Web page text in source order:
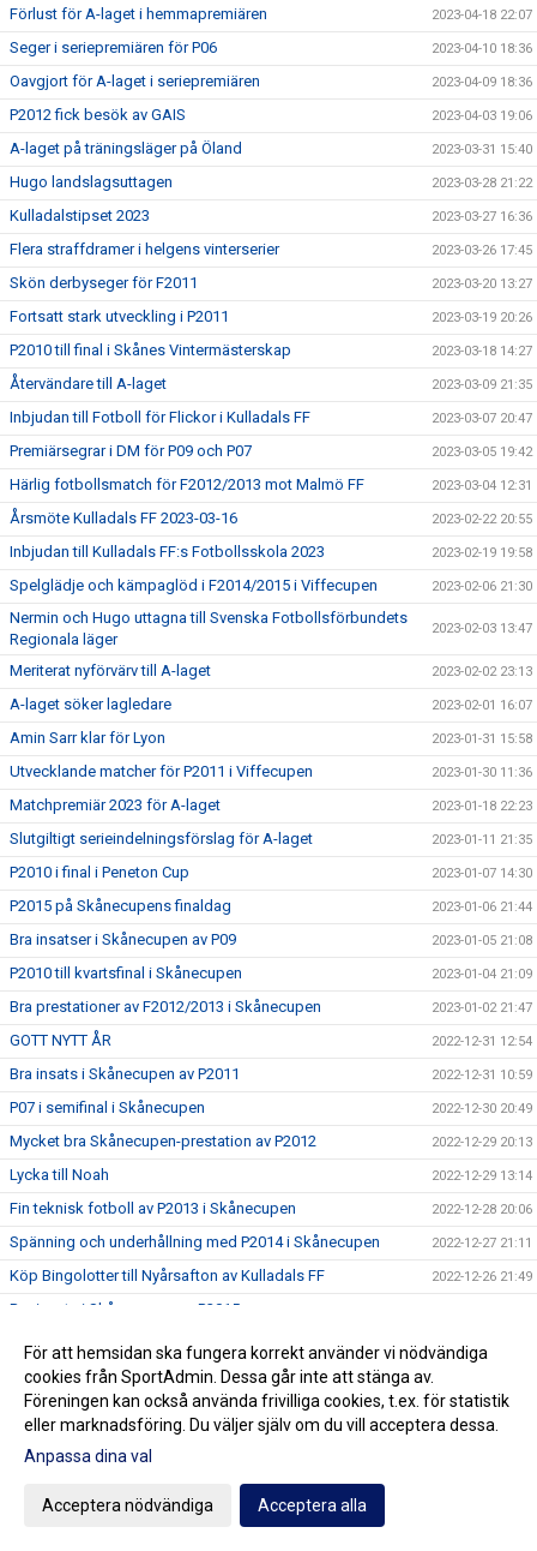
Förlust för A-laget i hemmapremiären 2023-04-18 22:07
Seger i seriepremiären för P06 2023-04-10 18:36
Oavgjort för A-laget i seriepremiären 2023-04-09 18:36
P2012 fick besök av GAIS 2023-04-03 19:06
A-laget på träningsläger på Öland 2023-03-31 15:40
Hugo landslagsuttagen 2023-03-28 21:22
Kulladalstipset 2023 2023-03-27 16:36
Flera straffdramer i helgens vinterserier 2023-03-26 17:45
Skön derbyseger för F2011 2023-03-20 13:27
Fortsatt stark utveckling i P2011 2023-03-19 20:26
P2010 till final i Skånes Vintermästerskap 2023-03-18 14:27
Återvändare till A-laget 2023-03-09 21:35
Inbjudan till Fotboll för Flickor i Kulladals FF 2023-03-07 20:47
Premiärsegrar i DM för P09 och P07 2023-03-05 19:42
Härlig fotbollsmatch för F2012/2013 mot Malmö FF 2023-03-04 12:31
Årsmöte Kulladals FF 2023-03-16 2023-02-22 20:55
Inbjudan till Kulladals FF:s Fotbollsskola 2023 2023-02-19 19:58
Spelglädje och kämpaglöd i F2014/2015 i Viffecupen 2023-02-06 21:30
Nermin och Hugo uttagna till Svenska Fotbollsförbundets
Regionala läger
2023-02-03 13:47
Meriterat nyförvärv till A-laget 2023-02-02 23:13
A-laget söker lagledare 2023-02-01 16:07
Amin Sarr klar för Lyon 2023-01-31 15:58
Utvecklande matcher för P2011 i Viffecupen 2023-01-30 11:36
Matchpremiär 2023 för A-laget 2023-01-18 22:23
Slutgiltigt serieindelningsförslag för A-laget 2023-01-11 21:35
P2010 i final i Peneton Cup 2023-01-07 14:30
P2015 på Skånecupens finaldag 2023-01-06 21:44
Bra insatser i Skånecupen av P09 2023-01-05 21:08
P2010 till kvartsfinal i Skånecupen 2023-01-04 21:09
Bra prestationer av F2012/2013 i Skånecupen 2023-01-02 21:47
GOTT NYTT ÅR 2022-12-31 12:54
Bra insats i Skånecupen av P2011 2022-12-31 10:59
P07 i semifinal i Skånecupen 2022-12-30 20:49
Mycket bra Skånecupen-prestation av P2012 2022-12-29 20:13
Lycka till Noah 2022-12-29 13:14
Fin teknisk fotboll av P2013 i Skånecupen 2022-12-28 20:06
Spänning och underhållning med P2014 i Skånecupen 2022-12-27 21:11
Köp Bingolotter till Nyårsafton av Kulladals FF 2022-12-26 21:49
Bra insats i Skånecupen av P2015
GOD JUL TILL ER ALLA 2022-12-23 20:23
Resultat Dragning Kulladals FF Jullotteri 2022
P2010 avslutade säsongen med beachvolleyboll 2022-12-17 21:21
Malmborgs Mobilia
Nyförvärv och återvändare till A-laget
För att hemsidan ska fungera korrekt använder vi nödvändiga
cookies från SportAdmin. Dessa går inte att stänga av.
Föreningen kan också använda frivilliga cookies, t.ex. för statistik
eller marknadsföring. Du väljer själv om du vill acceptera dessa.
Anpassa dina val
Acceptera nödvändiga Acceptera alla